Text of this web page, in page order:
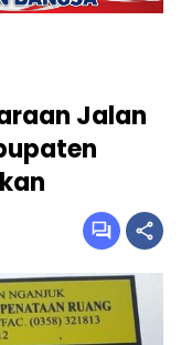
Jalan